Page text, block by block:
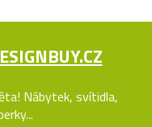
Nábytek, svítidla,